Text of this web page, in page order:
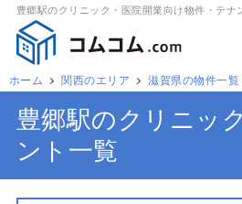
豊郷駅のクリニック・医院開業向け物件・テナ
ホーム 関西のエリア 滋賀県の物件一覧
豊郷駅のクリニッ
ント一覧